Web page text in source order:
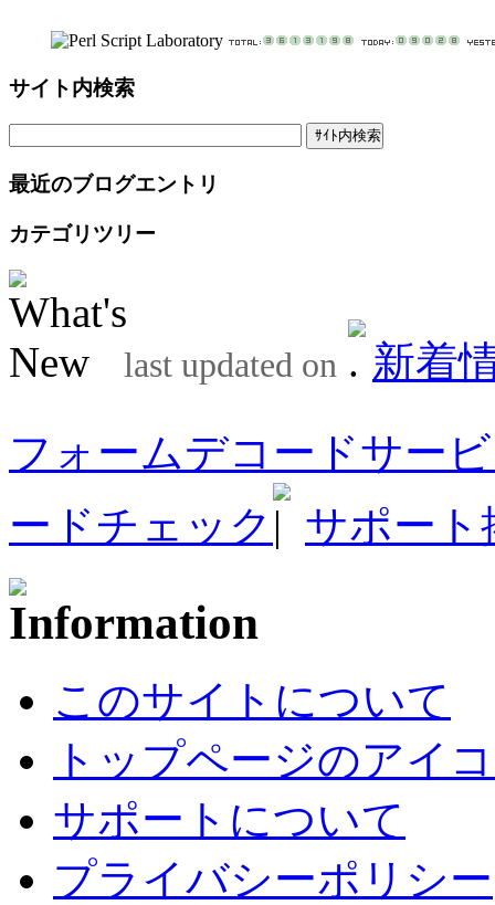
サイト内検索
最近のブログエントリ
カテゴリツリー
last updated on
新着
フォームデコードサー
ードチェック
サポート
このサイトについて
トップページのアイ
サポートについて
プライバシーポリシー